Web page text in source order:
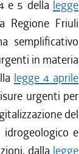
e 5 della legge
Regione Friuli
semplificativo
in materia
legge 4 aprile
urgenti per
del
idrogeologico e
dalla legge